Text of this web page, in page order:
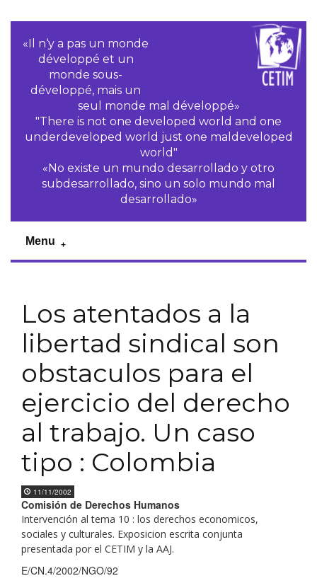
«Il n‘y a pas un monde
développé et un
monde sous-
développé, mais un
seul monde mal développé»
"There is not one developed world and one
underdeveloped world just one maldeveloped
world"
«No existe un mundo desarrollado y otro
subdesarrollado, sino un solo mundo mal
desarrollado»
Menu
Los atentados a la
libertad sindical son
obstaculos para el
ejercicio del derecho
al trabajo. Un caso
tipo : Colombia
11/11/2002
Comisión de Derechos Humanos
Intervención al tema 10 : los derechos economicos,
sociales y culturales. Exposicion escrita conjunta
presentada por el CETIM y la AAJ.
E/CN.4/2002/NGO/92